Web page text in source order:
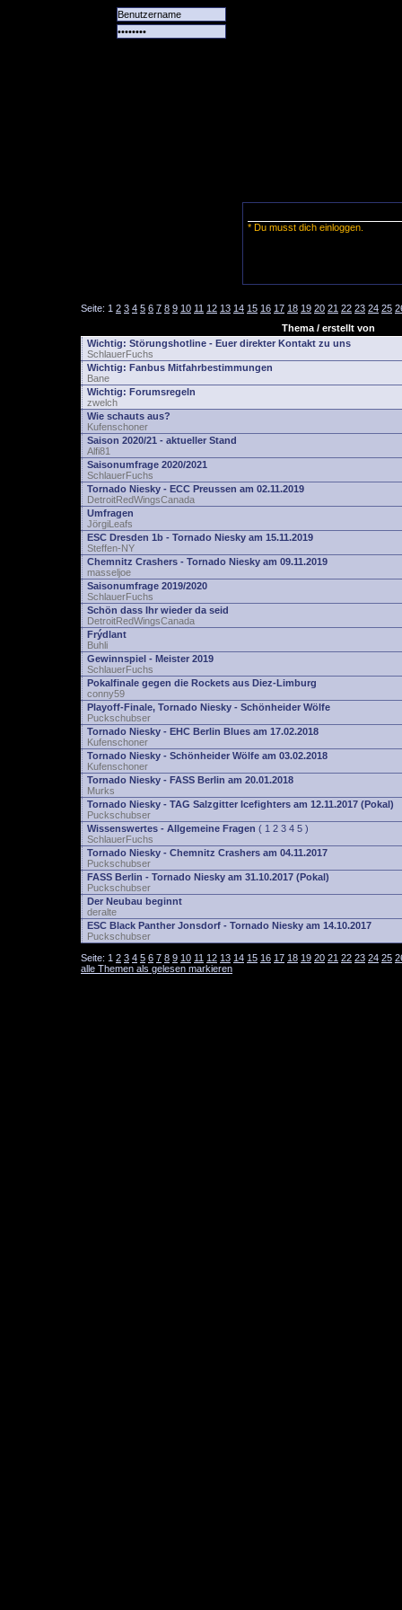
* Du musst dich einloggen.
Seite: 1 2 3 4 5 6 7 8 9 10 11 12 13 14 15 16 17 18 19 20 21 22 23 24 25
Thema / erstellt von
Wichtig: Störungshotline - Euer direkter Kontakt zu uns
SchlauerFuchs
Wichtig: Fanbus Mitfahrbestimmungen
Bane
Wichtig: Forumsregeln
zwelch
Wie schauts aus?
Kufenschoner
Saison 2020/21 - aktueller Stand
Alfi81
Saisonumfrage 2020/2021
SchlauerFuchs
Tornado Niesky - ECC Preussen am 02.11.2019
DetroitRedWingsCanada
Umfragen
JörgiLeafs
ESC Dresden 1b - Tornado Niesky am 15.11.2019
Steffen-NY
Chemnitz Crashers - Tornado Niesky am 09.11.2019
masseljoe
Saisonumfrage 2019/2020
SchlauerFuchs
Schön dass Ihr wieder da seid
DetroitRedWingsCanada
Frýdlant
Buhli
Gewinnspiel - Meister 2019
SchlauerFuchs
Pokalfinale gegen die Rockets aus Diez-Limburg
conny59
Playoff-Finale, Tornado Niesky - Schönheider Wölfe
Puckschubser
Tornado Niesky - EHC Berlin Blues am 17.02.2018
Kufenschoner
Tornado Niesky - Schönheider Wölfe am 03.02.2018
Kufenschoner
Tornado Niesky - FASS Berlin am 20.01.2018
Murks
Tornado Niesky - TAG Salzgitter Icefighters am 12.11.2017 (Pokal)
Puckschubser
Wissenswertes - Allgemeine Fragen ( 1 2 3 4 5 )
SchlauerFuchs
Tornado Niesky - Chemnitz Crashers am 04.11.2017
Puckschubser
FASS Berlin - Tornado Niesky am 31.10.2017 (Pokal)
Puckschubser
Der Neubau beginnt
deralte
ESC Black Panther Jonsdorf - Tornado Niesky am 14.10.2017
Puckschubser
Seite: 1 2 3 4 5 6 7 8 9 10 11 12 13 14 15 16 17 18 19 20 21 22 23 24 25
alle Themen als gelesen markieren